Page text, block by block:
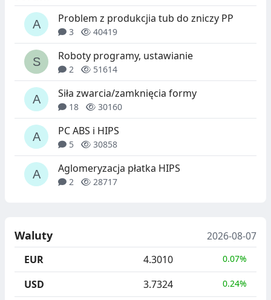
Problem z produkcjia tub do zniczy PP
3 40419
Roboty programy, ustawianie
2 51614
Siła zwarcia/zamknięcia formy
18 30160
PC ABS i HIPS
5 30858
Aglomeryzacja płatka HIPS
2 28717
Waluty
2026-08-07
EUR
4.3010 0.07%
USD 3.7324 0.24%